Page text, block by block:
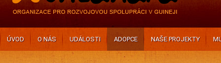
ÚVOD O NÁS UDÁLOSTI ADOPCE NAŠE PROJEKTY